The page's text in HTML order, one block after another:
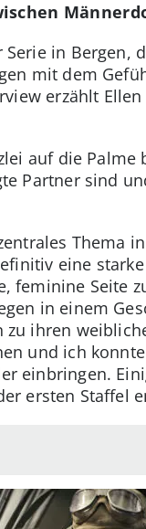
in Bergen,
mit dem
erzählt
auf die
Partner sind
Thema
eine
feminine Seite
in einem
zu ihren
und ich
einbringen.
ersten Staffel